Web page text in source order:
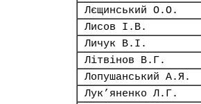
Лєщинський О.О.
Лисов І.В.
Личук В.І.
Літвінов В.Г.
Лопушанський А.Я.
Лук’яненко Л.Г.